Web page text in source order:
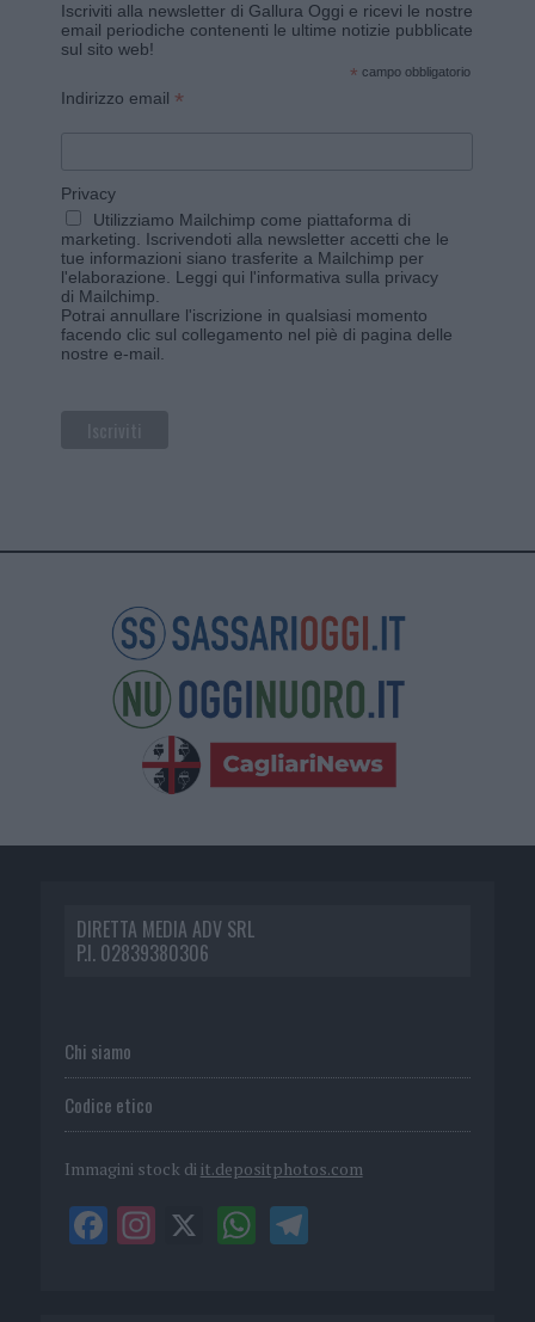
Iscriviti alla newsletter di Gallura Oggi e ricevi le nostre
email periodiche contenenti le ultime notizie pubblicate
sul sito web!
* campo obbligatorio
Indirizzo email *
Privacy
Utilizziamo Mailchimp come piattaforma di
marketing. Iscrivendoti alla newsletter accetti che le
tue informazioni siano trasferite a Mailchimp per
l'elaborazione. Leggi qui l'informativa sulla privacy
di Mailchimp
Potrai annullare l'iscrizione in qualsiasi momento
facendo clic sul collegamento nel piè di pagina delle
nostre e-mail.
DIRETTA MEDIA ADV SRL
P.I. 02839380306
Chi siamo
Codice etico
Immagini stock di it.depositphotos.com